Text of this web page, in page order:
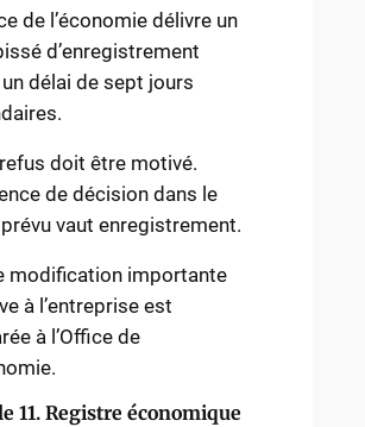
de l’économie délivre un
d’enregistrement
délai de sept jours
doit être motivé.
de décision dans le
vaut enregistrement.
modification importante
à l’entreprise est
à l’Office de
11. Registre économique